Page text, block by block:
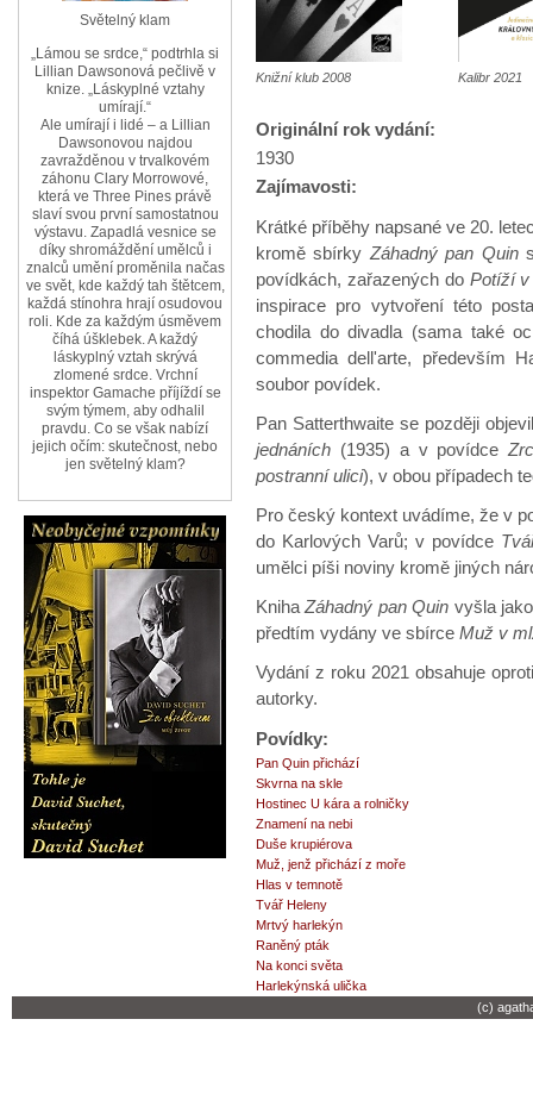
Knižní klub 2008 Kalibr 2021
Originální rok vydání:
1930
Zajímavosti:
Krátké příběhy napsané ve 20.
kromě sbírky Záhadný pan Quin
povídkách, zařazených do Potíží v
inspirace pro vytvoření této
chodila do divadla (sama také
commedia dell'arte, především
soubor povídek.
Pan Satterthwaite se později
jednáních (1935) a v povídce
postranní ulici), v obou případech
Pro český kontext uvádíme, že v
do Karlových Varů; v povídce
umělci píši noviny kromě jiných
KnihaZáhadný pan Quin vyšla
předtím vydány ve sbírce Muž v
Vydání z roku 2021 obsahuje
autorky.
Povídky:
Pan Quin přichází
Skvrna na skle
Hostinec U kára a rolničky
Znamení na nebi
Duše krupiérova
Muž, jenž přichází z moře
Hlas v temnotě
Tvář Heleny
Mrtvý harlekýn
Raněný pták
Na konci světa
Harlekýnská ulička
Světelný klam
„Lámou se srdce,“ podtrhla si
Lillian Dawsonová pečlivě v
knize. „Láskyplné vztahy
umírají.“
Ale umírají i lidé – a Lillian
Dawsonovou najdou
zavražděnou v trvalkovém
záhonu Clary Morrowové,
která ve Three Pines právě
slaví svou první samostatnou
výstavu. Zapadlá vesnice se
díky shromáždění umělců i
znalců umění proměnila načas
ve svět, kde každý tah štětcem,
každá stínohra hrají osudovou
roli. Kde za každým úsměvem
číhá úšklebek. A každý
láskyplný vztah skrývá
zlomené srdce. Vrchní
inspektor Gamache příjíždí se
svým týmem, aby odhalil
pravdu. Co se však nabízí
jejich očím: skutečnost, nebo
jen světelný klam?
(c)